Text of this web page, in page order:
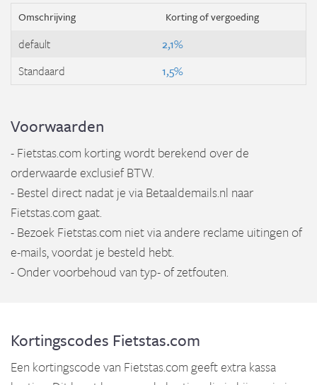
Omschrijving Korting of vergoeding
default
2,1%
Standaard
1,5%
Voorwaarden
- Fietstas.com korting wordt berekend over de
orderwaarde exclusief BTW.
- Bestel direct nadat je via Betaaldemails.nl naar
Fietstas.com gaat.
- Bezoek Fietstas.com niet via andere reclame uitingen of
e-mails, voordat je besteld hebt.
- Onder voorbehoud van typ- of zetfouten.
Kortingscodes Fietstas.com
Een kortingscode van Fietstas.com geeft extra kassa